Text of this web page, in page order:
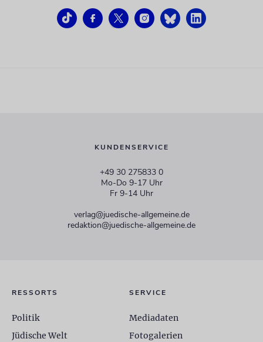
KUNDENSERVICE
+49 30 275833 0
Mo-Do 9-17 Uhr
Fr 9-14 Uhr
verlag@juedische-allgemeine.de
redaktion@juedische-allgemeine.de
RESSORTS
Politik
Jüdische Welt
SERVICE
Mediadaten
Fotogalerien